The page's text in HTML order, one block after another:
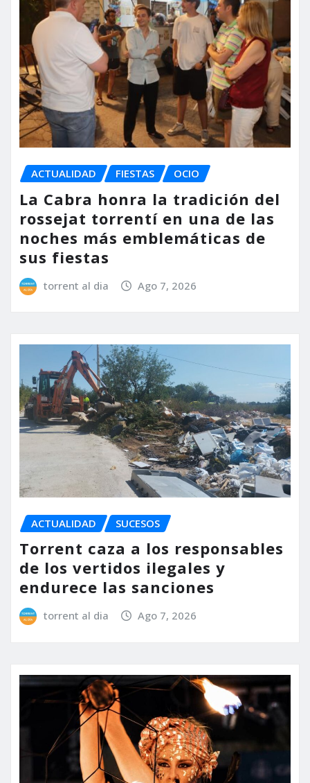
ACTUALIDAD FIESTAS OCIO
La Cabra honra la tradición del
rossejat torrentí en una de las
noches más emblemáticas de
sus fiestas
torrent al dia Ago 7, 2026
ACTUALIDAD SUCESOS
Torrent caza a los responsables
de los vertidos ilegales y
endurece las sanciones
torrent al dia Ago 7, 2026